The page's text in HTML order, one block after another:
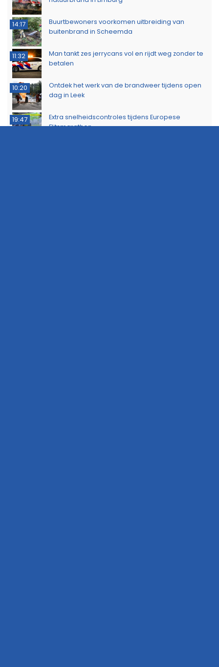
14:17
Buurtbewoners voorkomen uitbreiding van
buitenbrand in Scheemda
11:32
Man tankt zes jerrycans vol en rijdt weg zonder te
betalen
10:20
Ontdek het werk van de brandweer tijdens open
dag in Leek
19:47
Extra snelheidscontroles tijdens Europese
Flitsmarathon